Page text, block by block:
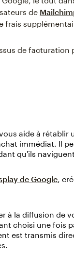
de
frais
de facturation
aide à rétablir
immédiat. Il
qu'ils
de Google,
à la diffusion de
choisi une fois
est transmis